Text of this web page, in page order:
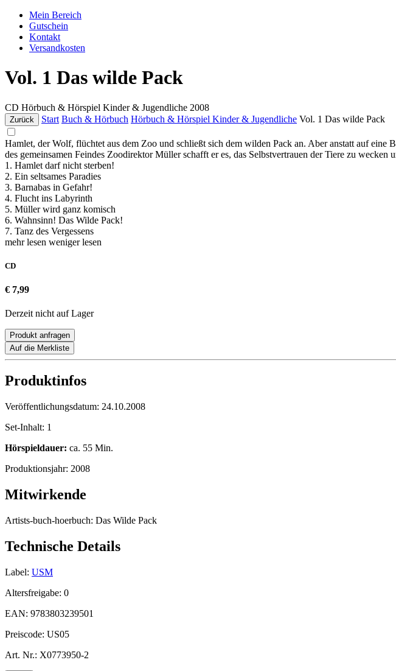
Mein Bereich
Gutschein
Kontakt
Versandkosten
Vol. 1 Das wilde Pack
CD Hörbuch & Hörspiel Kinder & Jugendliche 2008
Zurück Start Buch & Hörbuch Hörbuch & Hörspiel Kinder & Jugendliche Vol. 1 Das wilde Pack
Hamlet, der Wolf, flüchtet aus dem Zoo und schließt sich dem wilden Pack an. Aber anstatt auf
des gemeinsamen Feindes Zoodirektor Müller schafft er es, das Selbstvertrauen der Tiere zu
1. Hamlet darf nicht sterben!
2. Ein seltsames Paradies
3. Barnabas in Gefahr!
4. Flucht ins Labyrinth
5. Müller wird ganz komisch
6. Wahnsinn! Das Wilde Pack!
7. Tanz des Vergessens
mehr lesen weniger lesen
CD
€ 7,99
Derzeit nicht auf Lager
Produkt anfragen
Auf die Merkliste
Produktinfos
Veröffentlichungsdatum: 24.10.2008
Set-Inhalt: 1
Hörspieldauer: ca. 55 Min.
Produktionsjahr: 2008
Mitwirkende
Artists-buch-hoerbuch: Das Wilde Pack
Technische Details
Label: USM
Altersfreigabe: 0
EAN: 9783803239501
Preiscode: US05
Art. Nr.: X0773950-2